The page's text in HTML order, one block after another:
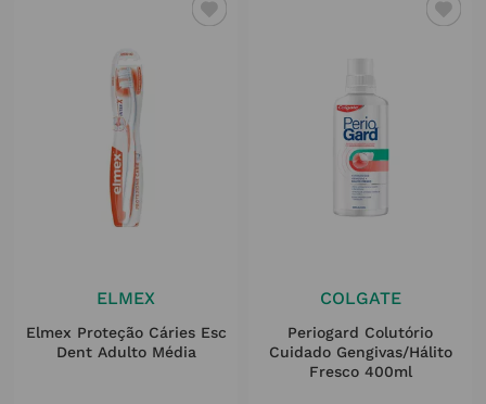
ELMEX
Elmex Proteção Cáries Esc
Dent Adulto Média
COLGATE
Periogard Colutório
Cuidado Gengivas/hálito
Fresco 400ml